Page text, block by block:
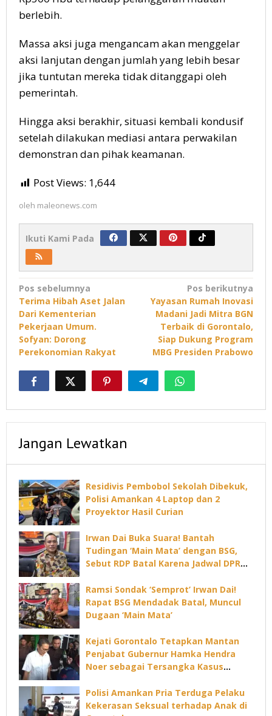
berlebih.
Massa aksi juga mengancam akan menggelar
aksi lanjutan dengan jumlah yang lebih besar
jika tuntutan mereka tidak ditanggapi oleh
pemerintah.
Hingga aksi berakhir, situasi kembali kondusif
setelah dilakukan mediasi antara perwakilan
demonstran dan pihak keamanan.
Post Views: 1,644
oleh maleonews.com
Ikuti Kami Pada
Navigasi
pos
Pos sebelumnya
Terima Hibah Aset Jalan
Dari Kementerian
Pekerjaan Umum.
Sofyan: Dorong
Perekonomian Rakyat
Pos berikutnya
Yayasan Rumah Inovasi
Madani Jadi Mitra BGN
Terbaik di Gorontalo,
Siap Dukung Program
MBG Presiden Prabowo
Jangan Lewatkan
Residivis Pembobol Sekolah Dibekuk,
Polisi Amankan 4 Laptop dan 2
Proyektor Hasil Curian
Irwan Dai Buka Suara! Bantah
Tudingan ‘Main Mata’ dengan BSG,
Sebut RDP Batal Karena Jadwal DPRD
Ramsi Sondak ‘Semprot’ Irwan Dai!
Rapat BSG Mendadak Batal, Muncul
Dugaan ‘Main Mata’
Kejati Gorontalo Tetapkan Mantan
Penjabat Gubernur Hamka Hendra
Noer sebagai Tersangka Kasus
Polisi Amankan Pria Terduga Pelaku
Kekerasan Seksual terhadap Anak di